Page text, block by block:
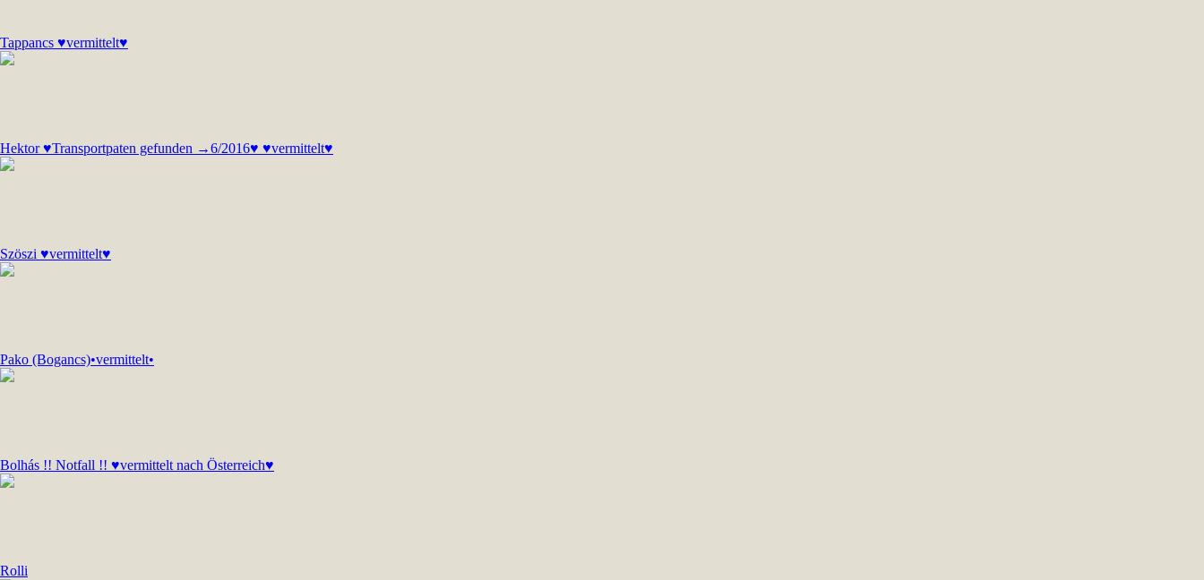
Tappancs ♥vermittelt♥
Hektor ♥Transportpaten gefunden →6/2016♥ ♥vermittelt♥
Szöszi ♥vermittelt♥
Pako (Bogancs)•vermittelt•
Bolhás !! Notfall !! ♥vermittelt nach Österreich♥
Rolli